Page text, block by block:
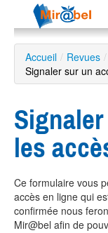
Le réseau
Soutien
avancée
EN
ES
Accueil / Revues /
Signaler sur un
les
Ce formulaire vous
accès en ligne qui
confirmée nous
Mir@bel afin de